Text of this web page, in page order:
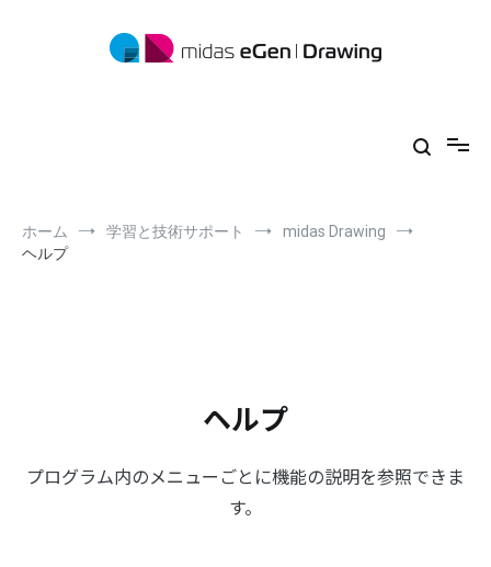
ホーム 学習と技術サポート
midas Drawing
ヘルプ
ヘルプ
プログラム内のメニューごとに機能の説明を参照できま
す。